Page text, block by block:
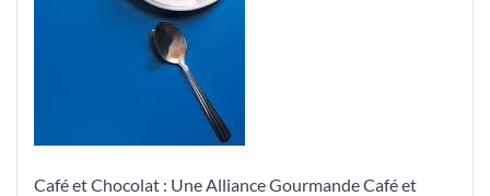
et
Café et Chocolat : Une Alliance Gourmande Café et